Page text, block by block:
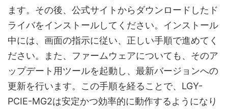
ます。その後、公式サイトからダウンロードしたド
ライバをインストールしてください。インストール
中には、画面の指示に従い、正しい手順で進めてく
ださい。また、ファームウェアについても、そのア
ップデート用ツールを起動し、最新バージョンへの
更新を行います。この手順を経ることで、LGY-
PCIE-MG2は安定かつ効率的に動作するようになり